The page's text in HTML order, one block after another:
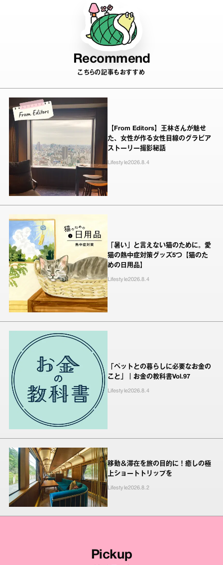
Recommend
こちらの記事もおすすめ
【From Editors】王林さんが魅せ
た、女性が作る女性目線のグラビア
ストーリー撮影秘話
Lifestyle2026.8.4
「暑い」と言えない猫のために。愛
猫の熱中症対策グッズ5つ【猫のた
めの日用品】
Lifestyle2026.8.4
「ペットとの暮らしに必要なお金の
こと」｜お金の教科書Vol.97
Lifestyle2026.8.4
移動＆滞在を旅の目的に！癒しの極
上ショートトリップを
Lifestyle2026.8.2
Pickup